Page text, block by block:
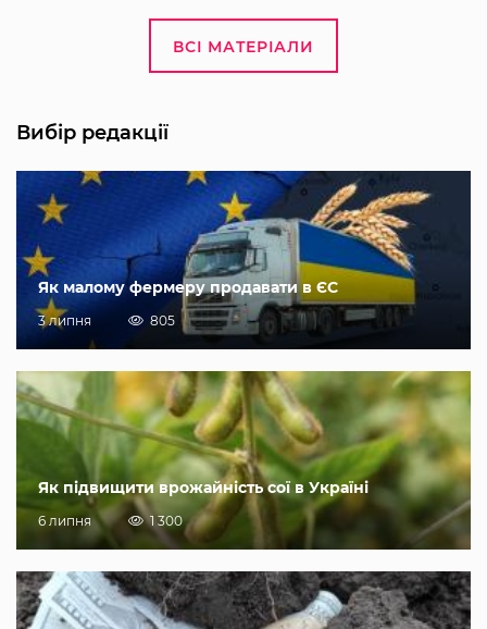
ВСІ МАТЕРІАЛИ
Вибір редакції
Як малому фермеру продавати в ЄС
3 липня 805
Як підвищити врожайність сої в Україні
6 липня 1 300